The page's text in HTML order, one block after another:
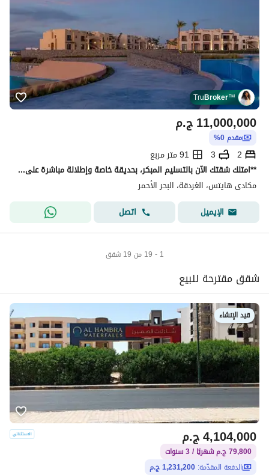
TruBroker™
ج.م11,000,000
مقدم 0%
2
3
91 متر مربع
**امتلك شقتك الآن بالتسليم المبكر، بحديقة خاصة وإطلالة مباشرة على اللاجون، مع أفضل مقدم وأفضل خطة سداد. **
مكادى هايتس، الغردقة، البحر الأحمر
الإيميل
اتصل
1 - 19 من 19 شقق
شقق مقترحة للبيع
قيد الإنشاء
ج.م4,104,000
79,800 ج.م شهريًا / 3 سنوات
الدفعة المقدّمة: 1,231,200 ج.م